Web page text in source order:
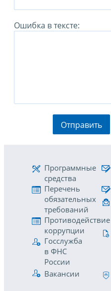
Ошибка в тексте:
Отправить
Программные
средства
Перечень
обязательных
требований
Противодействие
коррупции
Госслужба
в ФНС
России
Вакансии